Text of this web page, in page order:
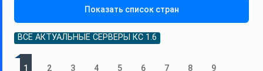
Показать список стран
ВСЕ АКТУАЛЬНЫЕ СЕРВЕРЫ КС 1.6
1 2 3 4 5 6 7 8 9